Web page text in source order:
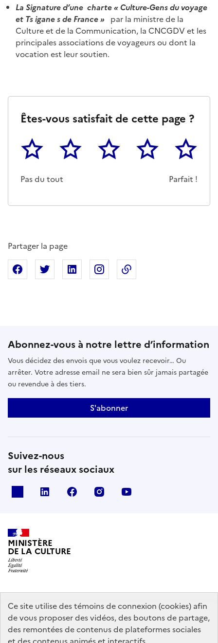
Ce site utilise des témoins de connexion (cookies) afin
de vous proposer des vidéos, des boutons de partage,
des remontées de contenus de plateformes sociales
La Signature d’une charte « Culture-Gens du voyage
et Ts igane s de France » par la ministre de la
Culture et de la Communication, la CNCGDV et les
principales associations de voyageurs ou dont la
vocation est leur soutien.
Êtes-vous satisfait de cette page ?
1
Pas du tout
2 3 4 5
Parfait !
Partager la page
Partager sur Facebook
Partager sur XPartager sur Linkedin
Partager sur Instagram
Abonnez-vous à notre lettre d’information
Vous décidez des envois que vous voulez recevoir… Ou
arrêter. Votre adresse email ne sera bien sûr jamais partagée
ou revendue à des tiers.
S'abonner
Suivez-nous
sur les réseaux sociaux
linkedin facebook instagram
MINISTÈRE
DE LA CULTURE
data.gouv.fr legifrance.gouv.fr
info.gouv.fr
service-public.gouv.fr